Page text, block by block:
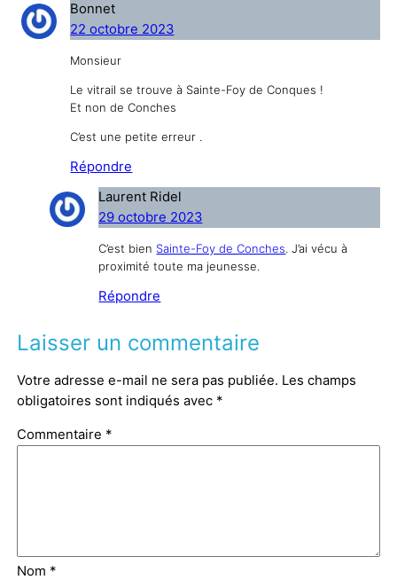
Bonnet
22 octobre 2023
Monsieur
Le vitrail se trouve à Sainte-Foy de Conques !
Et non de Conches
C’est une petite erreur .
Répondre
Laurent Ridel
29 octobre 2023
C’est bien Sainte-Foy de Conches. J’ai vécu à
proximité toute ma jeunesse.
Répondre
Laisser un commentaire
Votre adresse e-mail ne sera pas publiée. Les champs
obligatoires sont indiqués avec *
Commentaire *
Nom *